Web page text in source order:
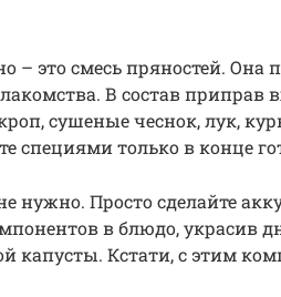
– это смесь пряностей. Она
В состав приправ
сушеные чеснок, лук,
специями только в конце
нужно. Просто сделайте
в блюдо, украсив
капусты. Кстати, с этим